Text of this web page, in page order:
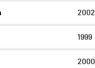
2002
1999
2000